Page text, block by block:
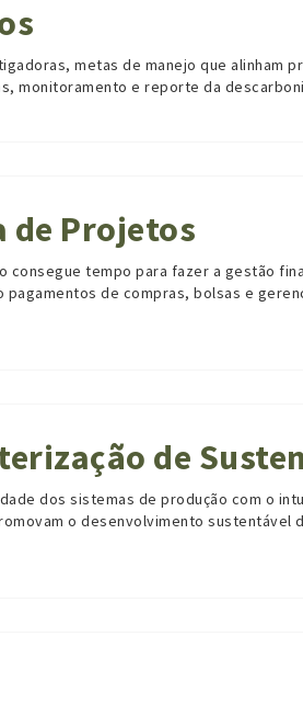
metas de manejo que alinham
monitoramento e reporte da
de Projetos
consegue tempo para fazer a gestão
de compras, bolsas e
de
dos sistemas de produção com o
o desenvolvimento sustentável